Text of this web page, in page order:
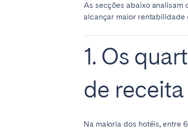
As secções abaixo analisam
alcançar maior rentabilidade
1. Os
de receita
Na maioria dos hotéis, entre
Basel
UNITED ARAB